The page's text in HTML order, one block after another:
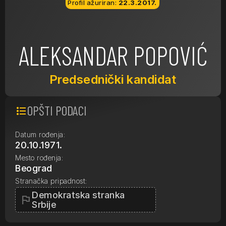
Profil ažuriran: 22.3.2017.
ALEKSANDAR POPOVIĆ
Predsednički kandidat
format_list_bulletedOPŠTI PODACI
Datum rođenja:
20.10.1971.
Mesto rođenja:
Beograd
Stranačka pripadnost:
flag Demokratska stranka
Srbije